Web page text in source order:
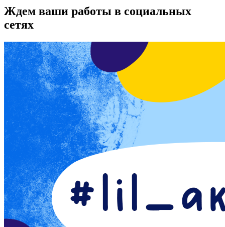
Ждем ваши работы в социальных
сетях